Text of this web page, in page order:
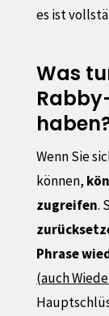
es ist
Was
Wenn Sie
können,
zugreifen.
Phrase
(auch